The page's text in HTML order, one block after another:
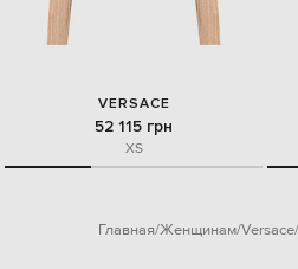
VERSACE
52 115 грн
XS
Главная Женщинам Versace